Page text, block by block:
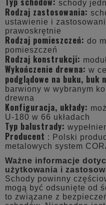
schody
Rodzaj zastosowania:
ustawienie i
prawoskrętnie
Rodzaj pomieszczeń: do
pomieszczeń
Rodzaj konstrukcji:
Wykończenie drewna: w
podglądowe na buku, buk
barwiony w wybranym
drewna
Konfiguracja, układy:
U-180 w 66 układach
Typ balustrady:
Producent : Polski
metalowych system
Ważne informacje
użytkowania i
Schody powinny
mogą być odsunięte od
to związane z